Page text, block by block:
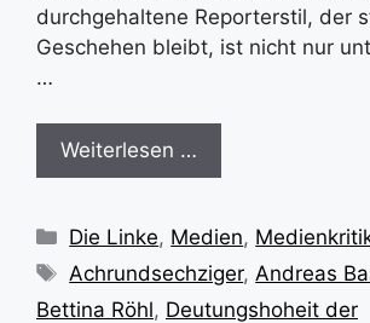
durchgehaltene Reporterstil, der
Geschehen bleibt, ist nicht nur
…
Weiterlesen …
Kategorien
Die Linke, Medien,
Schlagwörter
Achrundsechziger,Andreas
Bettina Röhl, Deutungshoheit der